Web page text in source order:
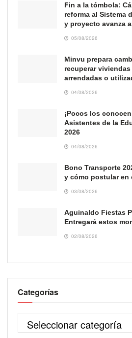
Fin a la tómbola:
reforma al Sistema
y proyecto avanza
05/08/2026
Minvu prepara
recuperar
arrendadas o
04/08/2026
¡Pocos los
Asistentes de la
2026
04/08/2026
Bono Transporte
y cómo postular en
03/08/2026
Aguinaldo Fiestas
Entregará estos
02/08/2026
Categorías